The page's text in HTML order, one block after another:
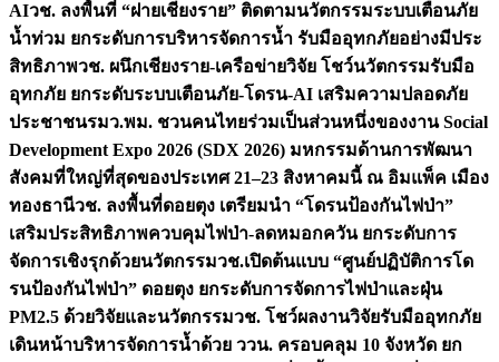
AIวช. ลงพื้นที่ “ฝายเชียงราย” ติดตามนวัตกรรมระบบเตือนภัย
น้ำท่วม ยกระดับการบริหารจัดการน้ำ รับมืออุทกภัยอย่างมีประ
สิทธิภาพวช. ผนึกเชียงราย-เครือข่ายวิจัย โชว์นวัตกรรมรับมือ
อุทกภัย ยกระดับระบบเตือนภัย-โดรน-AI เสริมความปลอดภัย
ประชาชนรมว.พม. ชวนคนไทยร่วมเป็นส่วนหนึ่งของงาน Social
Development Expo 2026 (SDX 2026) มหกรรมด้านการพัฒนา
สังคมที่ใหญ่ที่สุดของประเทศ 21–23 สิงหาคมนี้ ณ อิมแพ็ค เมือง
ทองธานีวช. ลงพื้นที่ดอยตุง เตรียมนำ “โดรนป้องกันไฟป่า”
เสริมประสิทธิภาพควบคุมไฟป่า-ลดหมอกควัน ยกระดับการ
จัดการเชิงรุกด้วยนวัตกรรมวช.เปิดต้นแบบ “ศูนย์ปฏิบัติการโด
รนป้องกันไฟป่า” ดอยตุง ยกระดับการจัดการไฟป่าและฝุ่น
PM2.5 ด้วยวิจัยและนวัตกรรมวช. โชว์ผลงานวิจัยรับมืออุทกภัย
เดินหน้าบริหารจัดการน้ำด้วย ววน. ครอบคลุม 10 จังหวัด ยก